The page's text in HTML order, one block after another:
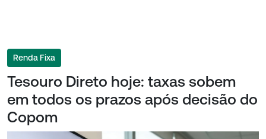
Renda Fixa
Tesouro Direto hoje: taxas sobem
em todos os prazos após decisão do
Copom